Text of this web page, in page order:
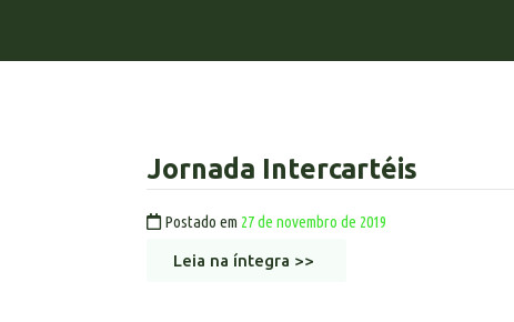
Jornada Intercartéis
Postado em 27 de novembro de 2019
Leia na íntegra >>